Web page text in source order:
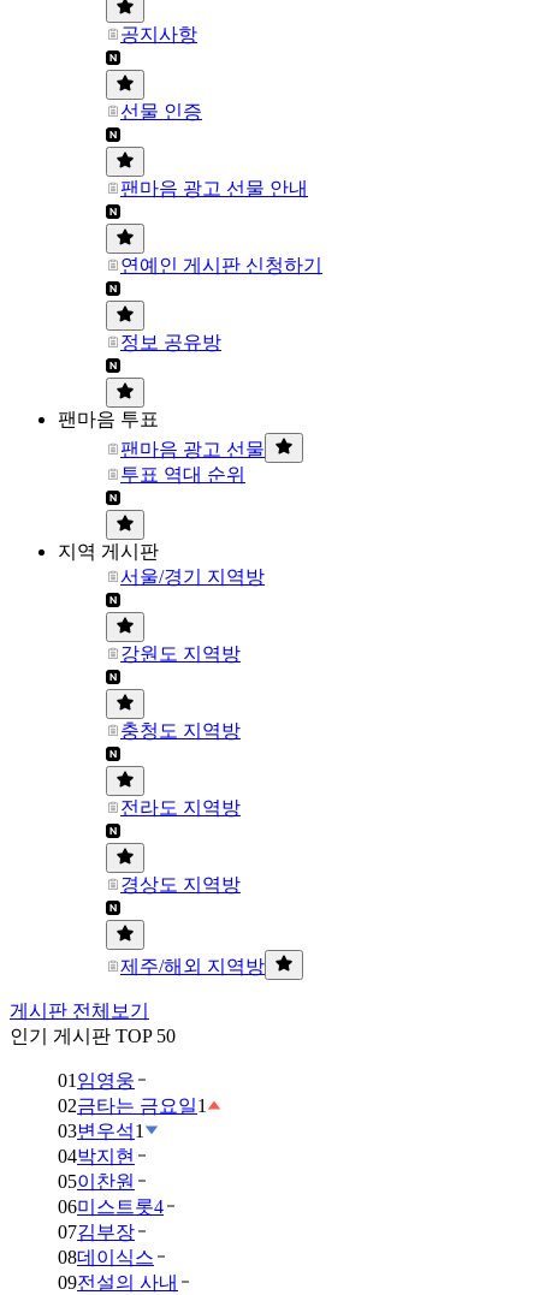
공지사항
선물 인증
팬마음 광고 선물 안내
연예인 게시판 신청하기
정보 공유방
팬마음 투표
팬마음 광고 선물
투표 역대 순위
지역 게시판
서울/경기 지역방
강원도 지역방
충청도 지역방
전라도 지역방
경상도 지역방
제주/해외 지역방
게시판 전체보기
인기 게시판 TOP 50
01 임영웅
02금타는 금요일1
03변우석1
04박지현
05이찬원
06미스트롯4
07김부장
08데이식스
09전설의 사내